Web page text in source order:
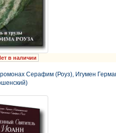
в наличии
Серафим (Роуз), Игумен